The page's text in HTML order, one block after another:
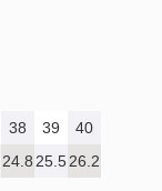
38 39
40
24.8 25.526.2